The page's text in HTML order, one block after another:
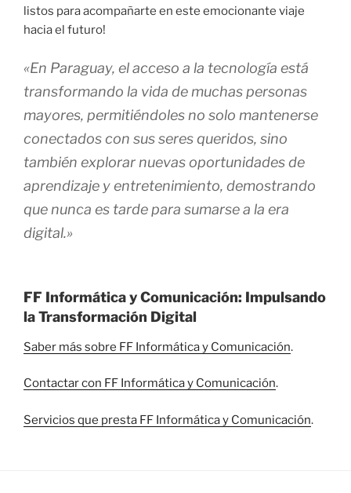
listos para acompañarte en este emocionante viaje
hacia el futuro!
«En Paraguay, el acceso a la tecnología está
transformando la vida de muchas personas
mayores, permitiéndoles no solo mantenerse
conectados con sus seres queridos, sino
también explorar nuevas oportunidades de
aprendizaje y entretenimiento, demostrando
que nunca es tarde para sumarse a la era
digital.»
FF Informática y Comunicación: Impulsando
la Transformación Digital
Saber más sobre FF Informática y Comunicación.
Contactar con FF Informática y Comunicación.
Servicios que presta FF Informática y Comunicación.